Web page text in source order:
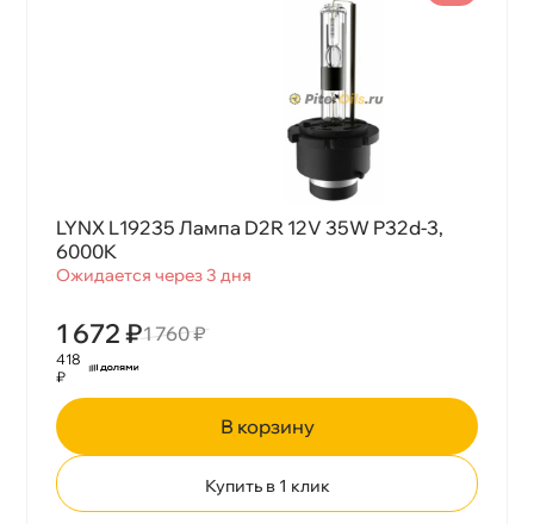
LYNX L19235 Лампа D2R 12V 35W P32d-3,
6000K
Ожидается через 3 дня
1 672 ₽1 760 ₽
418
₽
корзину
Купить в 1 клик